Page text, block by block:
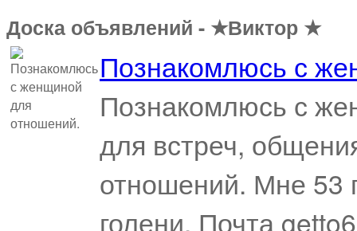
Доска объявлений - ★Виктор ★
Познакомлюсь с
Познакомлюсь с
для встреч,
отношений. Мне 53
голени. Почта